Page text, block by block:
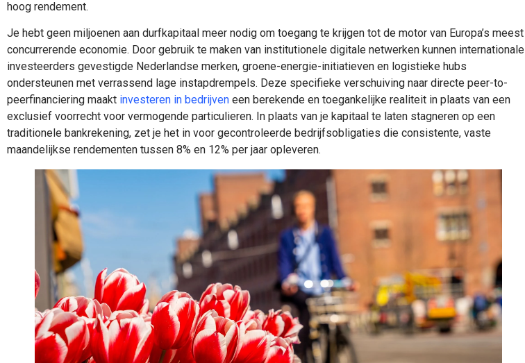
hoog rendement.
Je hebt geen miljoenen aan durfkapitaal meer nodig om toegang te krijgen tot de motor van Europa’s meest
concurrerende economie. Door gebruik te maken van institutionele digitale netwerken kunnen internationale
investeerders gevestigde Nederlandse merken, groene-energie-initiatieven en logistieke hubs
ondersteunen met verrassend lage instapdrempels. Deze specifieke verschuiving naar directe peer-to-
peerfinanciering maakt investeren in bedrijven een berekende en toegankelijke realiteit in plaats van een
exclusief voorrecht voor vermogende particulieren. In plaats van je kapitaal te laten stagneren op een
traditionele bankrekening, zet je het in voor gecontroleerde bedrijfsobligaties die consistente, vaste
maandelijkse rendementen tussen 8% en 12% per jaar opleveren.